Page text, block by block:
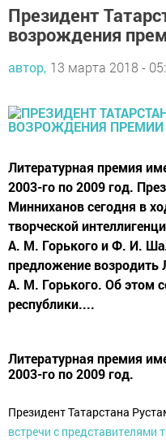
Президент
возрождения
автор, 13 марта 2018 -
Литературная премия
2003-го по 2009 год.
Минниханов сегодня в
творческой
А. М. Горького и Ф. И.
предложение
А. М. Горького. Об этом
республики....
Литературная премия
2003-го по 2009 год.
Президент Татарстана
встречи с представителями